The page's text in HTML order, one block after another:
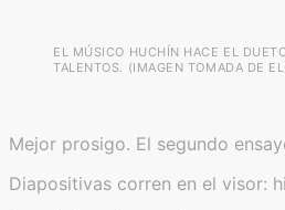
EL MÚSICO HUCHÍN HACE EL
TALENTOS. (IMAGEN TOMADA DE
Mejor prosigo. El segundo
Diapositivas corren en el visor: